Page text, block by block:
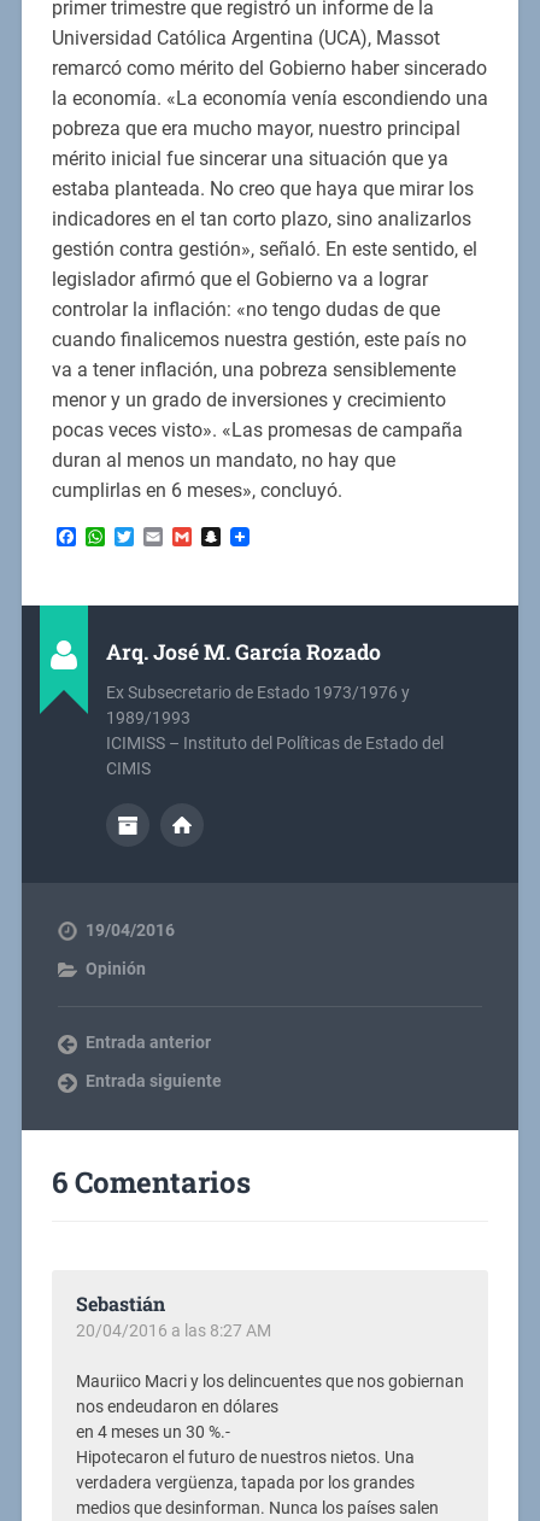
primer trimestre que registró un informe de la
Universidad Católica Argentina (UCA), Massot
remarcó como mérito del Gobierno haber sincerado
la economía. «La economía venía escondiendo una
pobreza que era mucho mayor, nuestro principal
mérito inicial fue sincerar una situación que ya
estaba planteada. No creo que haya que mirar los
indicadores en el tan corto plazo, sino analizarlos
gestión contra gestión», señaló. En este sentido, el
legislador afirmó que el Gobierno va a lograr
controlar la inflación: «no tengo dudas de que
cuando finalicemos nuestra gestión, este país no
va a tener inflación, una pobreza sensiblemente
menor y un grado de inversiones y crecimiento
pocas veces visto». «Las promesas de campaña
duran al menos un mandato, no hay que
cumplirlas en 6 meses», concluyó.
Facebook
WhatsApp
Twitter
EmailGmailSnapchat
Arq. José M. García Rozado
Ex Subsecretario de Estado 1973/1976 y
1989/1993
ICIMISS – Instituto del Políticas de Estado del
CIMIS
19/04/2016
Opinión
Entrada anterior
Entrada siguiente
6 Comentarios
Sebastián
20/04/2016 a las 8:27 AM
Mauriico Macri y los delincuentes que nos gobiernan
nos endeudaron en dólares
en 4 meses un 30 %.-
Hipotecaron el futuro de nuestros nietos. Una
verdadera vergüenza, tapada por los grandes
medios que desinforman. Nunca los países salen